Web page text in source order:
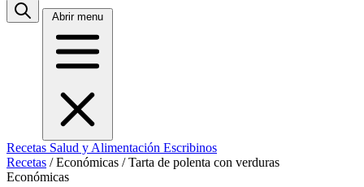
Abrir menu
Recetas Salud y Alimentación Escribinos
Recetas / Económicas / Tarta de polenta con verduras
Económicas